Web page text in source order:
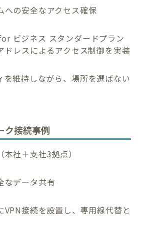
への安全なアクセス確保
ビジネス スタンダードプラン
ドレスによるアクセス制御を実装
を維持しながら、場所を選ばない
ク接続事例
本社＋支社3拠点）
なデータ共有
VPN接続を設置し、専用線代替と